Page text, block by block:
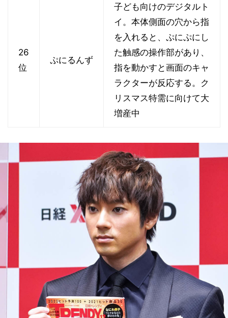
26
位
ぷにるんず
子ども向けのデジタルト
イ。本体側面の穴から指
を入れると、ぷにぷにし
た触感の操作部があり、
指を動かすと画面のキャ
ラクターが反応する。ク
リスマス特需に向けて大
増産中